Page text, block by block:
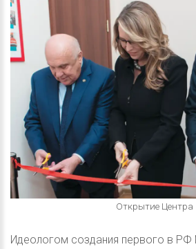
Открытие Центра
Идеологом создания первого в